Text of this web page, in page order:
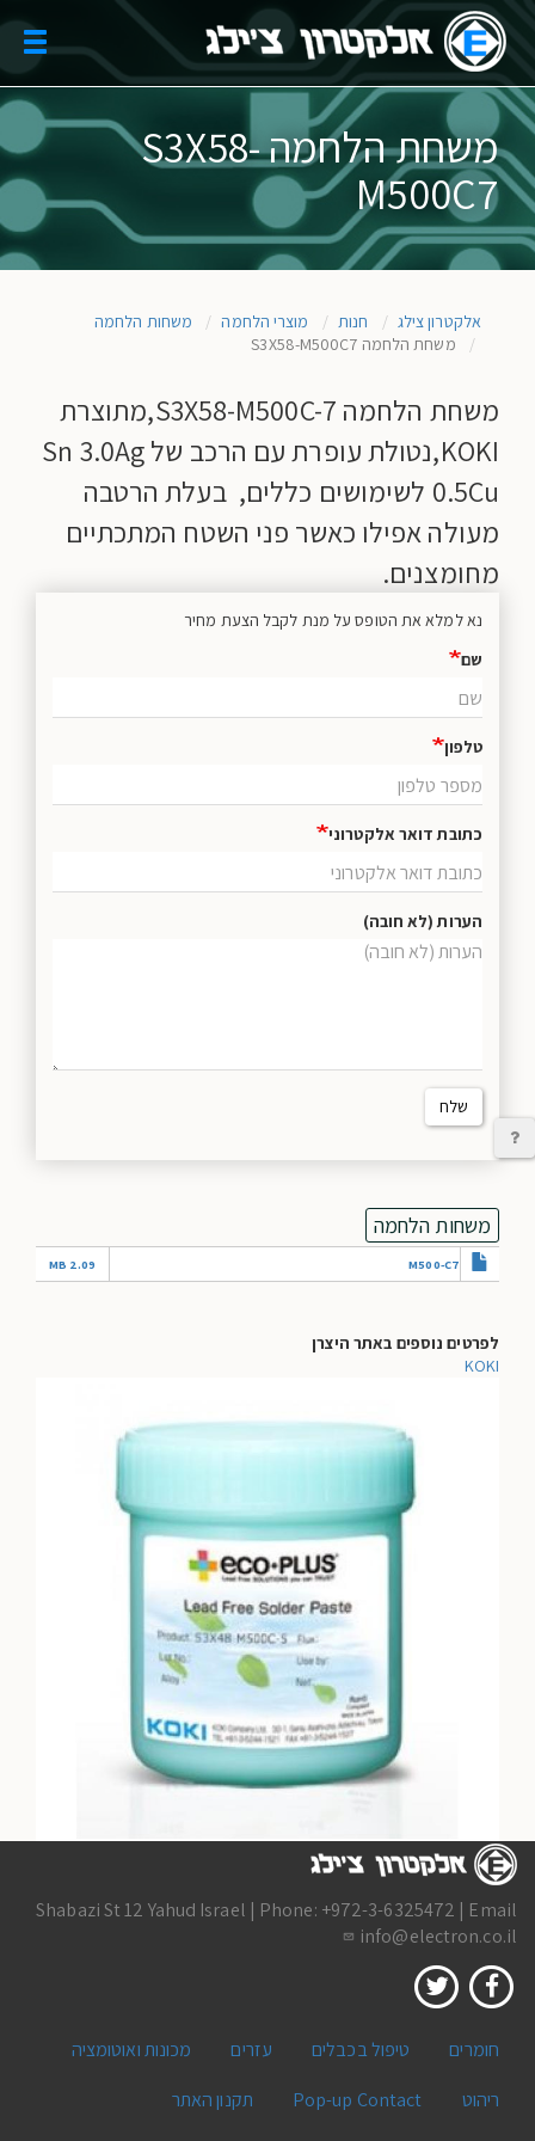
main
content
משחת הלחמה S3X58-
M500C7
אלקטרון צילג חנות מוצרי הלחמה
משחות הלחמה
משחת הלחמה S3X58-M500C7
משחת הלחמה S3X58-M500C-7,מתוצרת
KOKI,נטולת עופרת עם הרכב של Sn 3.0Ag
0.5Cu לשימושים כללים, בעלת הרטבה
מעולה אפילו כאשר פני השטח המתכתיים
מחומצנים.
נא למלא את הטופס על מנת לקבל הצעת מחיר
שם
טלפון
כתובת דואר אלקטרוני
הערות (לא חובה)
שלח
משחות הלחמה
M500-C7
2.09 MB
לפרטים נוספים באתר היצרן
KOKI
יצירת קשר
Shabazi St 12 Yahud Israel | Phone: +972-3-6325472 | Email
info@electron.co.il
חומרים טיפול בכבלים עזרים
מכונות ואוטומציה
ריהוט
Pop-up Contact
תקנון האתר